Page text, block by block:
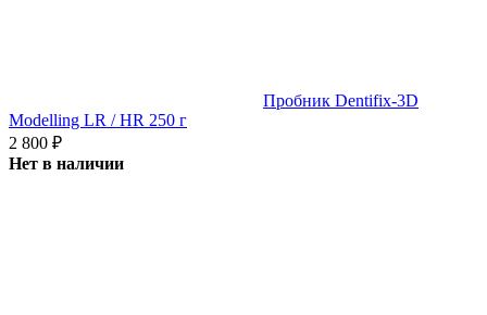
Пробник Dentifix-3D
Modelling LR / HR 250 г
2 800 ₽
Нет в наличии